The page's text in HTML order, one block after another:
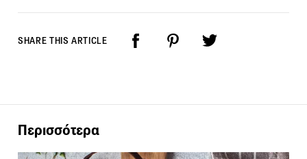
SHARE THIS ARTICLE
Περισσότερα